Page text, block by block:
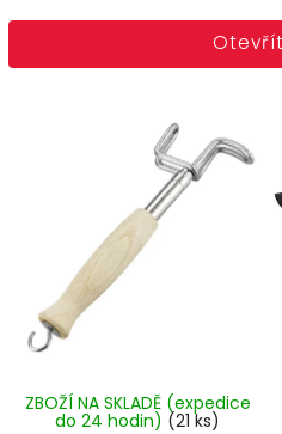
Nejlevnější
ZBOŽÍ NA SKLADĚ (expedice
do 24 hodin) (21 ks)